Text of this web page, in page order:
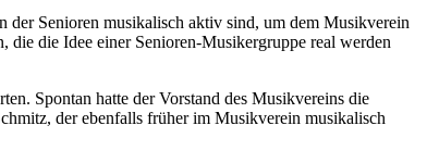
der Senioren musikalisch aktiv sind, um dem Musikverein
die Idee einer Senioren-Musikergruppe real werden
Spontan hatte der Vorstand des Musikvereins die
der ebenfalls früher im Musikverein musikalisch